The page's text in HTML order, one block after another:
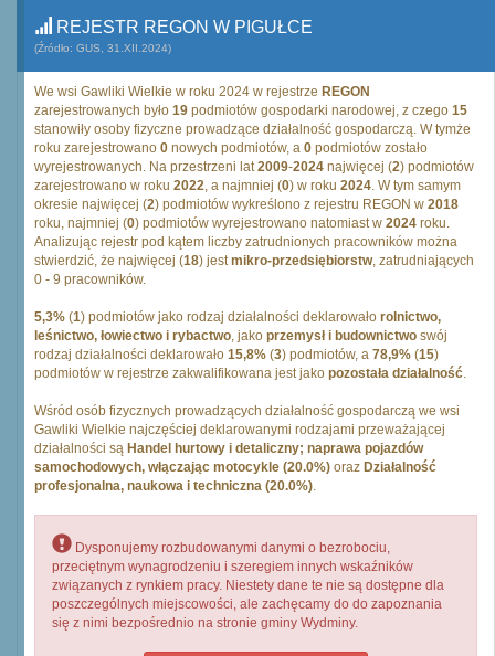
REJESTR REGON W PIGUŁCE
(Źródło: GUS, 31.XII.2024)
We wsi Gawliki Wielkie w roku 2024 w rejestrze REGON
zarejestrowanych było 19 podmiotów gospodarki narodowej, z czego 15
stanowiły osoby fizyczne prowadzące działalność gospodarczą. W tymże
roku zarejestrowano 0 nowych podmiotów, a 0 podmiotów zostało
wyrejestrowanych. Na przestrzeni lat2009-2024 najwięcej (2) podmiotów
zarejestrowano w roku 2022, a najmniej (0) w roku 2024. W tym samym
okresie najwięcej (2) podmiotów wykreślono z rejestru REGON w 2018
roku, najmniej (0) podmiotów wyrejestrowano natomiast w 2024 roku.
Analizując rejestr pod kątem liczby zatrudnionych pracowników można
stwierdzić, że najwięcej (18) jestmikro-przedsiębiorstw, zatrudniających
0 - 9 pracowników.
5,3% (1) podmiotów jako rodzaj działalności deklarowało rolnictwo,
leśnictwo, łowiectwo i rybactwo, jako przemysł i budownictwo swój
rodzaj działalności deklarowało 15,8% (3) podmiotów, a 78,9% (15)
podmiotów w rejestrze zakwalifikowana jest jako pozostała działalność.
Wśród osób fizycznych prowadzących działalność gospodarczą we wsi
Gawliki Wielkie najczęściej deklarowanymi rodzajami przeważającej
działalności są Handel hurtowy i detaliczny; naprawa pojazdów
samochodowych, włączając motocykle (20.0%) oraz Działalność
profesjonalna, naukowa i techniczna (20.0%).
Dysponujemy rozbudowanymi danymi o bezrobociu,
przeciętnym wynagrodzeniu i szeregiem innych wskaźników
związanych z rynkiem pracy. Niestety dane te nie są dostępne dla
poszczególnych miejscowości, ale zachęcamy do do zapoznania
się z nimi bezpośrednio na stronie gminy Wydminy.